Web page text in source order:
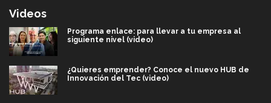
Videos
Programa enlace: para llevar a tu empresa al
siguiente nivel (video)
¿Quieres emprender? Conoce el nuevo HUB de
Innovación del Tec (video)